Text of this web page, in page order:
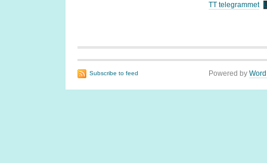
TT telegrammet
Subscribe to feed Powered by